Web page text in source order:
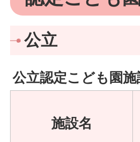
公立
公立認定こども園施
施設名